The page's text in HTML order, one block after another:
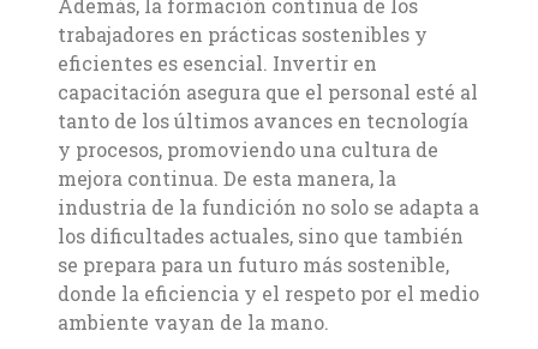
Además, la formación continua de los
trabajadores en prácticas sostenibles y
eficientes es esencial. Invertir en
capacitación asegura que el personal esté al
tanto de los últimos avances en tecnología
y procesos, promoviendo una cultura de
mejora continua. De esta manera, la
industria de la fundición no solo se adapta a
los dificultades actuales, sino que también
se prepara para un futuro más sostenible,
donde la eficiencia y el respeto por el medio
ambiente vayan de la mano.